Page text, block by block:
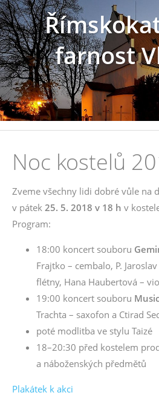
farnost
Noc kostelů
Zveme všechny lidi dobré vůle na
v pátek 25. 5. 2018 v 18 h v
Program:
18:00 koncert souboru
Frajtko – cembalo, P.
flétny, Hana Haubertová –
19:00 koncert souboru
Trachta – saxofon a Ctirad
poté modlitba ve stylu Taizé
18–20:30 před kostelem
a náboženských předmětů
Plakátek k akci